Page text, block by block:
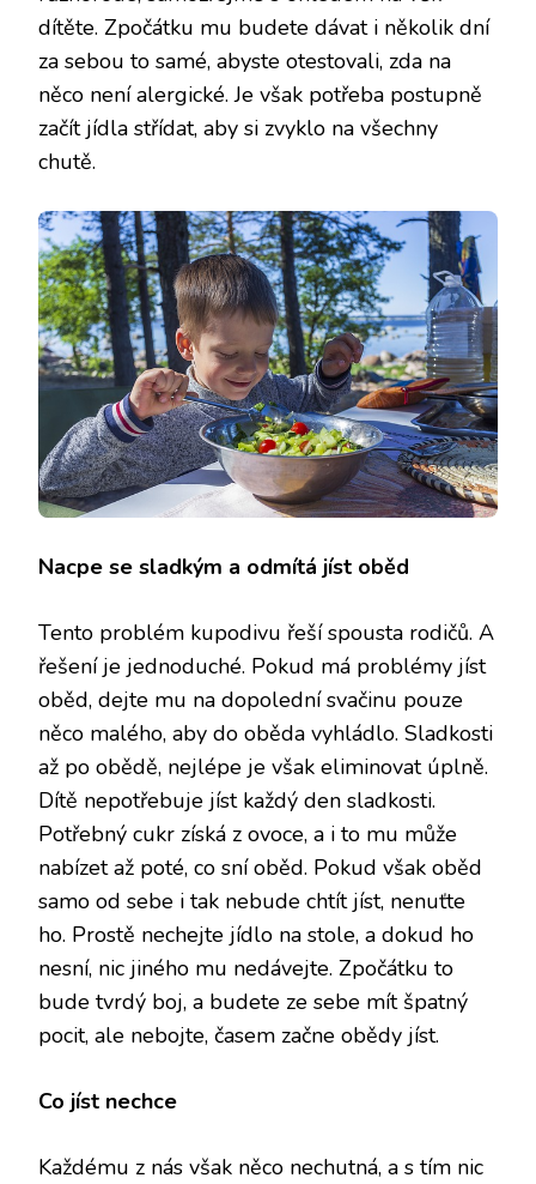
dítěte. Zpočátku mu budete dávat i několik dní
za sebou to samé, abyste otestovali, zda na
něco není alergické. Je však potřeba postupně
začít jídla střídat, aby si zvyklo na všechny
chutě.
Nacpe se sladkým a odmítá jíst oběd
Tento problém kupodivu řeší spousta rodičů. A
řešení je jednoduché. Pokud má problémy jíst
oběd, dejte mu na dopolední svačinu pouze
něco malého, aby do oběda vyhládlo. Sladkosti
až po obědě, nejlépe je však eliminovat úplně.
Dítě nepotřebuje jíst každý den sladkosti.
Potřebný cukr získá z ovoce, a i to mu může
nabízet až poté, co sní oběd. Pokud však oběd
samo od sebe i tak nebude chtít jíst, nenuťte
ho. Prostě nechejte jídlo na stole, a dokud ho
nesní, nic jiného mu nedávejte. Zpočátku to
bude tvrdý boj, a budete ze sebe mít špatný
pocit, ale nebojte, časem začne obědy jíst.
Co jíst nechce
Každému z nás však něco nechutná, a s tím nic